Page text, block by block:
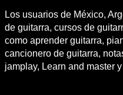
Los usuarios de México,
de guitarra, cursos de
como aprender guitarra,
cancionero de guitarra,
jamplay, Learn and master